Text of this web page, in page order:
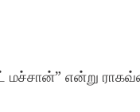
என்று